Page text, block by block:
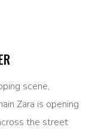
scene,
Zara is opening
the street